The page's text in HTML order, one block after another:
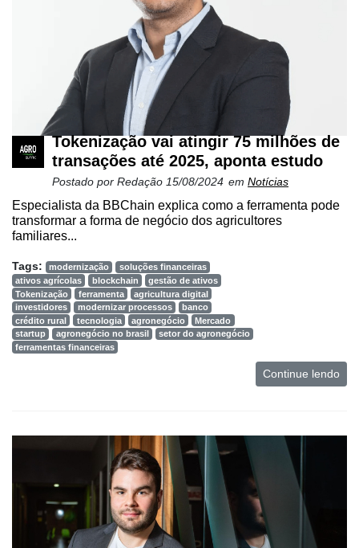
Tokenização vai atingir 75 milhões de
transações até 2025, aponta estudo
Postado por Redação 15/08/2024 em Notícias
Especialista da BBChain explica como a ferramenta pode
transformar a forma de negócio dos agricultores
familiares...
Tags: modernização
soluções financeiras
ativos agrícolas
blockchain
gestão de ativos
Tokenização
ferramenta
agricultura digital
investidores
modernizar processos
banco
crédito rural
tecnologia agronegócio
Mercado
startup
agronegócio no brasil
setor do agronegócio
ferramentas financeiras
Continue lendo